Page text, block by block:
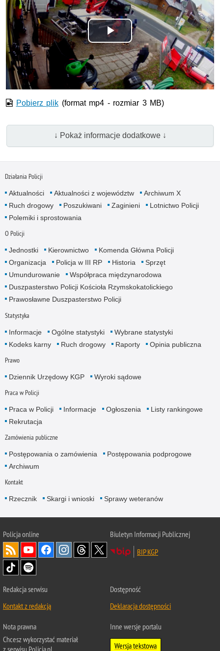
Odtwórz
wideo
Pobierz plik (format mp4 - rozmiar 3 MB)
↓ Pokaż informacje dodatkowe ↓
Działania Policji
Aktualności Aktualności z województw
Archiwum X
Ruch drogowy
Poszukiwani Zaginieni
Lotnictwo Policji
Polemiki i sprostowania
O Policji
Jednostki Kierownictwo
Komenda Główna Policji
Organizacja
Policja w III RP Historia
Sprzęt
Umundurowanie
Współpraca międzynarodowa
Duszpasterstwo Policji Kościoła Rzymskokatolickiego
Prawosławne Duszpasterstwo Policji
Statystyka
Informacje Ogólne statystyki
Wybrane statystyki
Kodeks karny
Ruch drogowy Raporty Opinia publiczna
Prawo
Dziennik Urzędowy KGP Wyroki sądowe
Praca w Policji
Praca w Policji Informacje Ogłoszenia
Listy rankingowe
Rekrutacja
Zamówienia publiczne
Postępowania o zamówienia
Postępowania podprogowe
Archiwum
Kontakt
Rzecznik Skargi i wnioski Sprawy weteranów
Policjaonline
Biuletyn Informacji Publicznej
BIP KGP
Redakcja serwisu
Kontakt z redakcją
Dostępność
Deklaracja dostępności
Nota prawna
Chcesz wykorzystać materiał
z serwisu Policja.pl.
Inne wersje portalu
Wersja tekstowa